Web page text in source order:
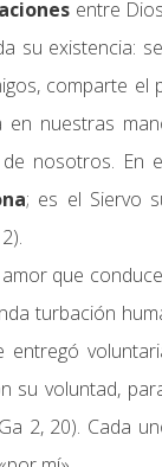
entre
su existencia:
comparte
en nuestras
nosotros. En
; es el Siervo
amor que
turbación
entregó
su voluntad,
2, 20). Cada